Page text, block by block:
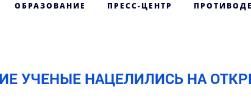
ОБРАЗОВАНИЕ ПРЕСС-ЦЕНТР
УЧЕНЫЕ НАЦЕЛИЛИСЬ НА